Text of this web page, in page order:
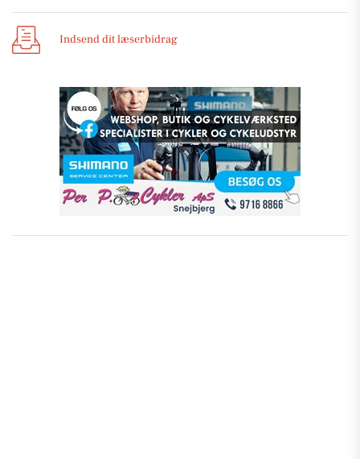
Indsend dit læserbidrag